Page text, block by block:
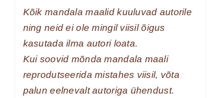
Kõik mandala maalid kuuluvad autorile
ning neid ei ole mingil viisil õigus
kasutada ilma autori loata.
Kui soovid mõnda mandala maali
reprodutseerida mistahes viisil, võta
palun eelnevalt autoriga ühendust.